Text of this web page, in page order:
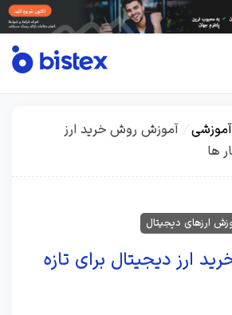
آموزش روش خرید ارز
ها
ارزهای دیجیتال
ارز دیجیتال برای تازه